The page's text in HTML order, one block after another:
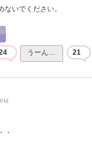
ないでください。
うーん… 21
・